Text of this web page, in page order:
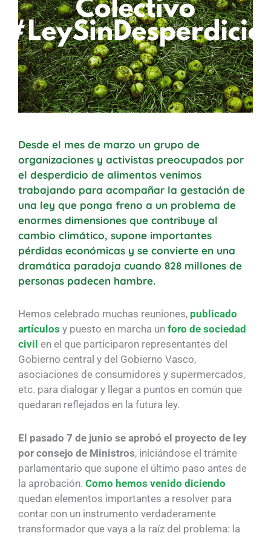
Desde el mes de marzo un grupo de
organizaciones y activistas preocupados por
el desperdicio de alimentos venimos
trabajando para acompañar la gestación de
una ley que ponga freno a un problema de
enormes dimensiones que contribuye al
cambio climático, supone importantes
pérdidas económicas y se convierte en una
dramática paradoja cuando 828 millones de
personas padecen hambre.
Hemos celebrado muchas reuniones, publicado
artículos y puesto en marcha un foro de sociedad
civil en el que participaron representantes del
Gobierno central y del Gobierno Vasco,
asociaciones de consumidores y supermercados,
etc. para dialogar y llegar a puntos en común que
quedaran reflejados en la futura ley.
El pasado 7 de junio se aprobó el proyecto de ley
por consejo de Ministros, iniciándose el trámite
parlamentario que supone el último paso antes de
la aprobación. Como hemos venido diciendo
quedan elementos importantes a resolver para
contar con un instrumento verdaderamente
transformador que vaya a la raíz del problema: la